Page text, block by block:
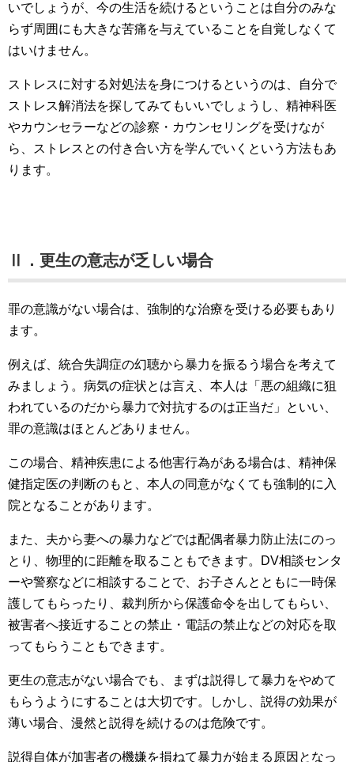
いでしょうが、今の生活を続けるということは自分のみな
らず周囲にも大きな苦痛を与えていることを自覚しなくて
はいけません。
ストレスに対する対処法を身につけるというのは、自分で
ストレス解消法を探してみてもいいでしょうし、精神科医
やカウンセラーなどの診察・カウンセリングを受けなが
ら、ストレスとの付き合い方を学んでいくという方法もあ
ります。
Ⅱ．更生の意志が乏しい場合
罪の意識がない場合は、強制的な治療を受ける必要もあり
ます。
例えば、統合失調症の幻聴から暴力を振るう場合を考えて
みましょう。病気の症状とは言え、本人は「悪の組織に狙
われているのだから暴力で対抗するのは正当だ」といい、
罪の意識はほとんどありません。
この場合、精神疾患による他害行為がある場合は、精神保
健指定医の判断のもと、本人の同意がなくても強制的に入
院となることがあります。
また、夫から妻への暴力などでは配偶者暴力防止法にのっ
とり、物理的に距離を取ることもできます。DV相談センタ
ーや警察などに相談することで、お子さんとともに一時保
護してもらったり、裁判所から保護命令を出してもらい、
被害者へ接近することの禁止・電話の禁止などの対応を取
ってもらうこともできます。
更生の意志がない場合でも、まずは説得して暴力をやめて
もらうようにすることは大切です。しかし、説得の効果が
薄い場合、漫然と説得を続けるのは危険です。
説得自体が加害者の機嫌を損ねて暴力が始まる原因となっ